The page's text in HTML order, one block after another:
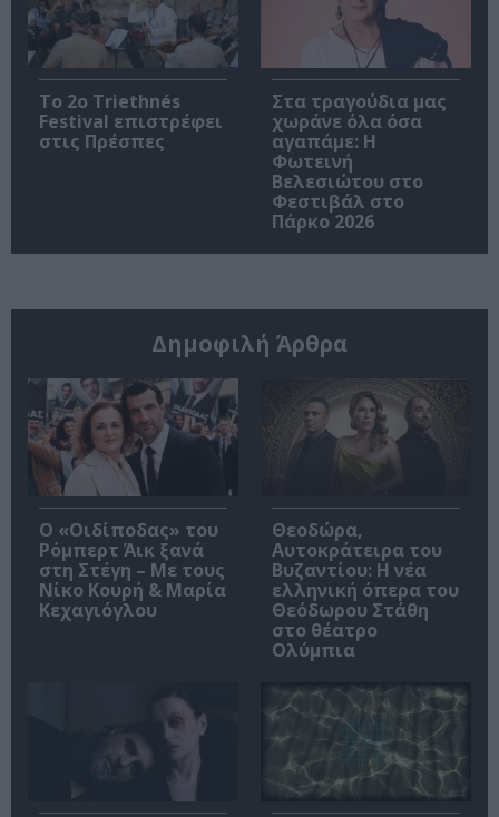
Το 2ο Triethnés
Festival επιστρέφει
στις Πρέσπες
Στα τραγούδια μας
χωράνε όλα όσα
αγαπάμε: Η
Φωτεινή
Βελεσιώτου στο
Φεστιβάλ στο
Πάρκο 2026
Δημοφιλή Άρθρα
O «Οιδίποδας» του
Ρόμπερτ Άικ ξανά
στη Στέγη – Με τους
Νίκο Κουρή & Μαρία
Κεχαγιόγλου
Θεοδώρα,
Αυτοκράτειρα του
Βυζαντίου: Η νέα
ελληνική όπερα του
Θεόδωρου Στάθη
στο θέατρο
Ολύμπια